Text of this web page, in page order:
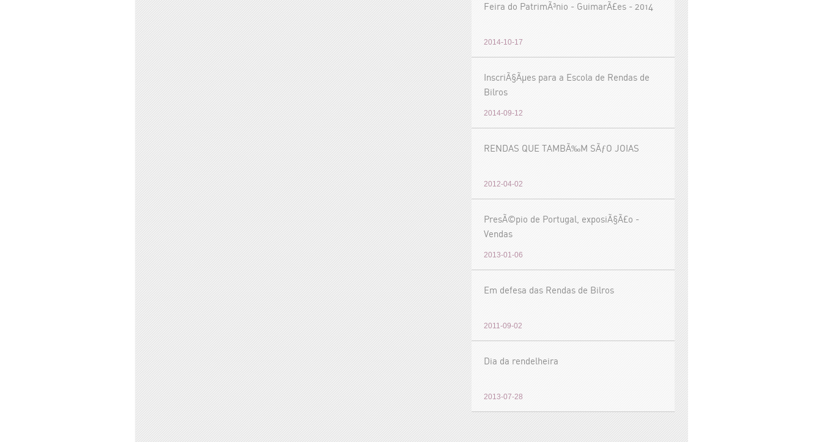
Feira do PatrimÃ³nio - GuimarÃ£es - 2014
2014-10-17
InscriÃ§Ãµes para a Escola de Rendas de
Bilros
2014-09-12
RENDAS QUE TAMBÃ‰M SÃƒO JOIAS
2012-04-02
PresÃ©pio de Portugal, exposiÃ§Ã£o -
Vendas
2013-01-06
Em defesa das Rendas de Bilros
2011-09-02
Dia da rendelheira
2013-07-28